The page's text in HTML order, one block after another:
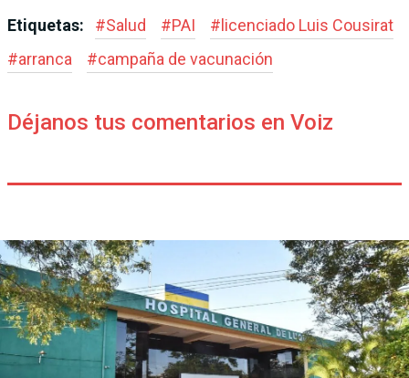
Etiquetas: #Salud #PAI #licenciado Luis Cousirat
#arranca #campaña de vacunación
Déjanos tus comentarios en Voiz